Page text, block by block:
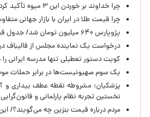
چرا خداوند بر خوردن این ۳ میوه تأکید کرده است؟!
چرا قیمت طلا در ایران با بازار جهانی
پژوپارس ۶۴۰ میلیون تومان شد/ جدول قیمت مدل‌های مختلف خودرو
درخواست یک نماینده مجلس از قالیباف
کویت دستور تعطیلی تنها مدرسه ایرانی را
یک‌ سوم صهیونیست‌ها در برابر حملات
پزشکیان: مشروطه نقطه عطف بیداری و
نخستین تجربه نظام پارلمانی و قانون‌گرایی
مردم درباره قیمت بنزین چه می‌گویند؟/